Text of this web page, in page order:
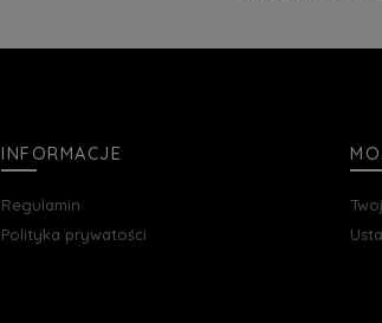
INFORMACJE
Regulamin
Polityka prywatości